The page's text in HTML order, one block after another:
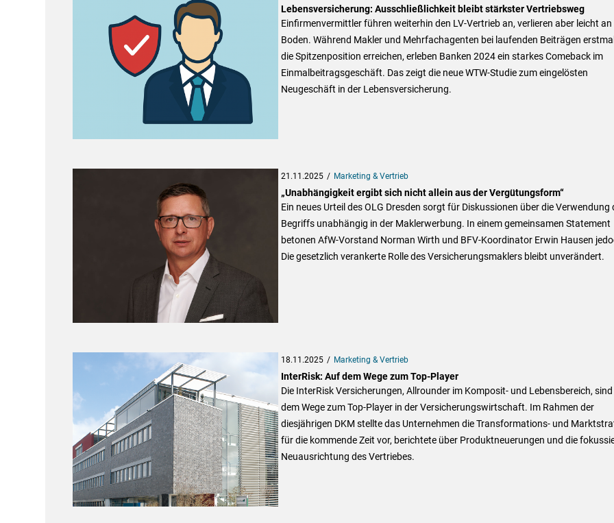
Lebensversicherung: Ausschließlichkeit bleibt stärkster Vertriebsweg
Einfirmenvermittler führen weiterhin den LV-Vertrieb an, verlieren aber leicht an
Boden. Während Makler und Mehrfachagenten bei laufenden Beiträgen
die Spitzenposition erreichen, erleben Banken 2024 ein starkes Comeback im
Einmalbeitragsgeschäft. Das zeigt die neue WTW-Studie zum eingelösten
Neugeschäft in der Lebensversicherung.
21.11.2025 Marketing & Vertrieb
„Unabhängigkeit ergibt sich nicht allein aus der Vergütungsform“
Ein neues Urteil des OLG Dresden sorgt für Diskussionen über die Verwendung
Begriffs unabhängig in der Maklerwerbung. In einem gemeinsamen Statement
betonen AfW-Vorstand Norman Wirth und BFV-Koordinator Erwin Hausen
Die gesetzlich verankerte Rolle des Versicherungsmaklers bleibt unverändert.
18.11.2025 Marketing & Vertrieb
InterRisk: Auf dem Wege zum Top-Player
Die InterRisk Versicherungen, Allrounder im Komposit- und Lebensbereich,
dem Wege zum Top-Player in der Versicherungswirtschaft. Im Rahmen der
diesjährigen DKM stellte das Unternehmen die Transformations- und
für die kommende Zeit vor, berichtete über Produktneuerungen und die
Neuausrichtung des Vertriebes.